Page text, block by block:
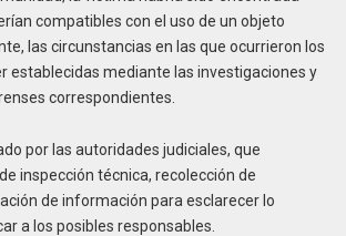
compatibles con el uso de un objeto
las circunstancias en las que ocurrieron los
establecidas mediante las investigaciones y
correspondientes.
por las autoridades judiciales, que
inspección técnica, recolección de
de información para esclarecer lo
a los posibles responsables.